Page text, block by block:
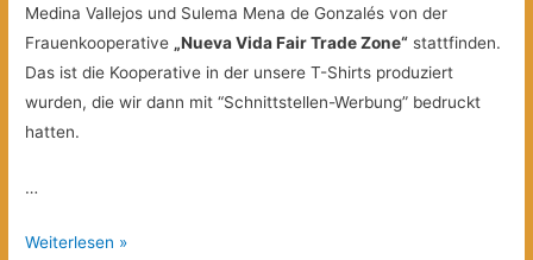
Medina Vallejos und Sulema Mena de Gonzalés von der
Frauenkooperative „Nueva Vida Fair Trade Zone“ stattfinden.
Das ist die Kooperative in der unsere T-Shirts produziert
wurden, die wir dann mit “Schnittstellen-Werbung” bedruckt
hatten.
…
Frauenkooperative
Weiterlesen »